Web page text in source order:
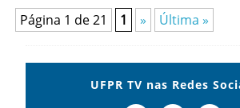
Página 1 de 21 1 » Última »
UFPR TV nas Redes